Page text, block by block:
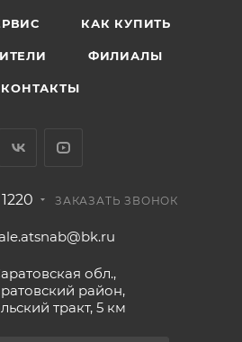
КАК КУПИТЬ
ФИЛИАЛЫ
КОНТАКТЫ
ЗАКАЗАТЬ ЗВОНОК
обл.,
район,
тракт, 5 км